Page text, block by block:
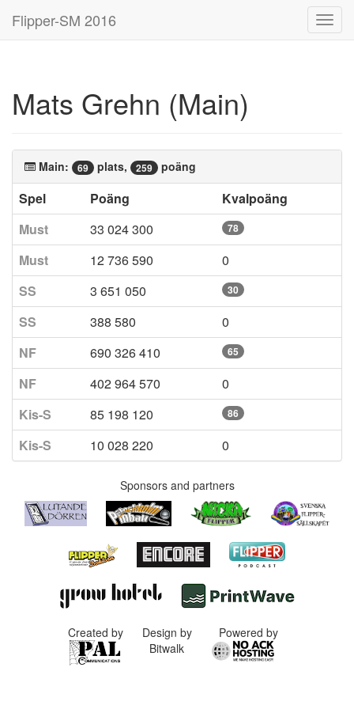
Flipper-SM 2016
Mats Grehn (Main)
Main: 69 plats, 259 poäng
Spel Poäng
Kvalpoäng
Must
33 024 300 78
Must 12 736 590
0
SS
3 651 050 30
SS 388 580
0
NF
690 326 410 65
NF 402 964 570
0
Kis-S
85 198 120 86
Kis-S 10 028 220 0
Sponsors and partners
Created by
Design by
Bitwalk
Powered by